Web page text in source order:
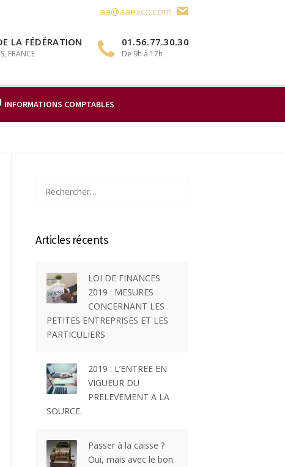
aa@aaexco.com
LA FÉDÉRATION
FRANCE
01.56.77.30.30
De 9h à 17h
INFORMATIONS COMPTABLES
Articles récents
LOI DE FINANCES
2019 : MESURES
CONCERNANT LES
PETITES ENTREPRISES ET LES
PARTICULIERS
2019 : L’ENTREE EN
VIGUEUR DU
PRELEVEMENT A LA
SOURCE.
Passer à la caisse ?
Oui, mais avec le bon